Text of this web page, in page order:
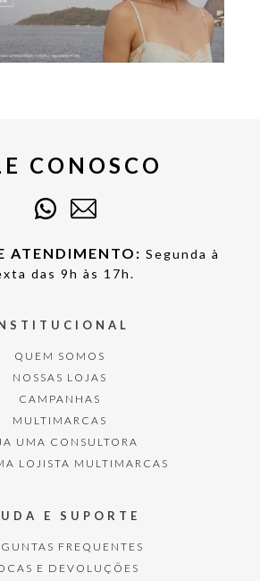
CONOSCO
ATENDIMENTO: Segunda à
das 9h às 17h.
QUEM SOMOS
NOSSAS LOJAS
CAMPANHAS
MULTIMARCAS
UMA CONSULTORA
LOJISTA MULTIMARCAS
E SUPORTE
FREQUENTES
E DEVOLUÇÕES